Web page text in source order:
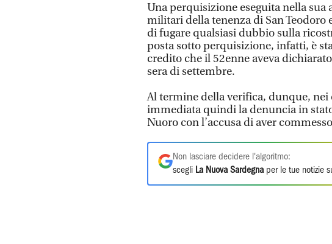
Una perquisizione eseguita nella sua
militari della tenenza di San Teodoro
di fugare qualsiasi dubbio sulla
posta sotto perquisizione, infatti, è
credito che il 52enne aveva
sera di settembre.
Al termine della verifica, dunque,
immediata quindi la denuncia in
Nuoro con l’accusa di aver
Non lasciare decidere l'algoritmo:
scegli La Nuova Sardegna per le tue notizie